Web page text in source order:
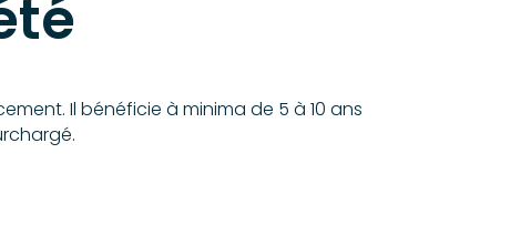
Il bénéficie à minima de 5 à 10 ans